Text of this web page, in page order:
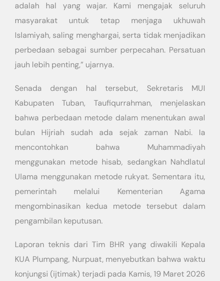
adalah hal yang wajar. Kami mengajak seluruh
masyarakat untuk tetap menjaga ukhuwah
Islamiyah, saling menghargai, serta tidak menjadikan
perbedaan sebagai sumber perpecahan. Persatuan
jauh lebih penting,” ujarnya.
Senada dengan hal tersebut, Sekretaris MUI
Kabupaten Tuban, Taufiqurrahman, menjelaskan
bahwa perbedaan metode dalam menentukan awal
bulan Hijriah sudah ada sejak zaman Nabi. Ia
mencontohkan bahwa Muhammadiyah
menggunakan metode hisab, sedangkan Nahdlatul
Ulama menggunakan metode rukyat. Sementara itu,
pemerintah melalui Kementerian Agama
mengombinasikan kedua metode tersebut dalam
pengambilan keputusan.
Laporan teknis dari Tim BHR yang diwakili Kepala
KUA Plumpang, Nurpuat, menyebutkan bahwa waktu
konjungsi (ijtimak) terjadi pada Kamis, 19 Maret 2026